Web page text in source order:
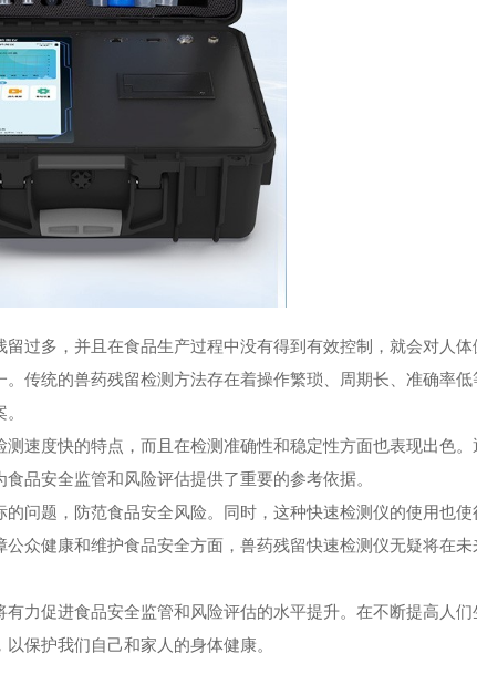
多，并且在食品生产过程中没有得到有效控制，就会对人体
传统的兽药残留检测方法存在着操作繁琐、周期长、准确率低
度快的特点，而且在检测准确性和稳定性方面也表现出色。
品安全监管和风险评估提供了重要的参考依据。
题，防范食品安全风险。同时，这种快速检测仪的使用也使
众健康和维护食品安全方面，兽药残留快速检测仪无疑将在未
促进食品安全监管和风险评估的水平提升。在不断提高人们
保护我们自己和家人的身体健康。